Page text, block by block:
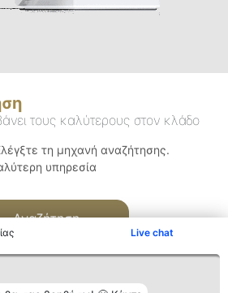
Live chat
τους καλύτερους στον κλάδο
τη μηχανή αναζήτησης.
υπηρεσία
Αναζήτηση